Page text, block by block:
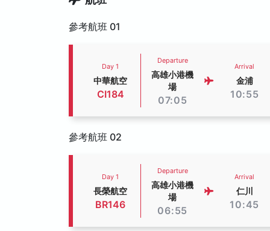
參考航班 01
Day 1
中華航空
CI184
Departure
高雄小港機
場
07:05
Arrival
金浦
10:55
參考航班 02
Day 1
長榮航空
BR146
Departure
高雄小港機
場
06:55
Arrival
仁川
10:45